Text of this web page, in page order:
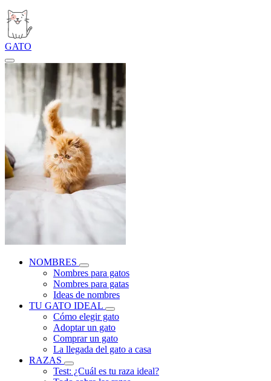
GATO
NOMBRES
Nombres para gatos
Nombres para gatas
Ideas de nombres
TU GATO IDEAL
Cómo elegir gato
Adoptar un gato
Comprar un gato
La llegada del gato a casa
RAZAS
Test: ¿Cuál es tu raza ideal?